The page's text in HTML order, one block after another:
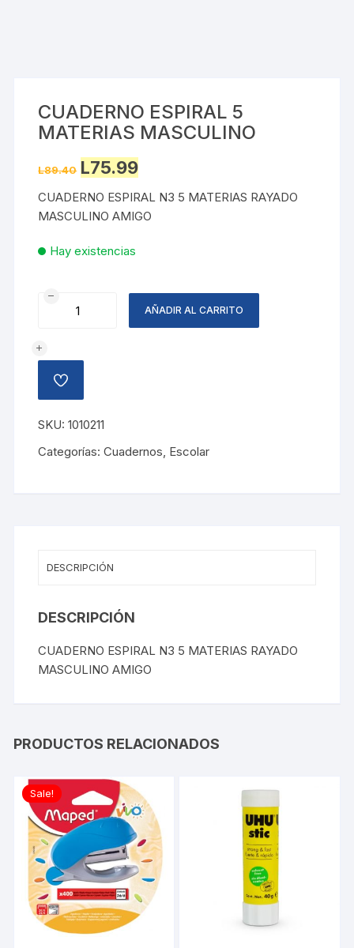
CUADERNO ESPIRAL 5
MATERIAS MASCULINO
L89.40 Original
price
L89.40.
L75.99Current
price
L75.99.
CUADERNO ESPIRAL N3 5 MATERIAS RAYADO
MASCULINO AMIGO
Hay existencias
CUADERNO
ESPIRAL
MATERIAS
MASCULINO
cantidad
AÑADIR AL CARRITO
AÑADIR
A
LISTA
DE
DESEOS
SKU:1010211
Categorías:Cuadernos, Escolar
DESCRIPCIÓN
DESCRIPCIÓN
CUADERNO ESPIRAL N3 5 MATERIAS RAYADO
MASCULINO AMIGO
PRODUCTOS RELACIONADOS
Sale!